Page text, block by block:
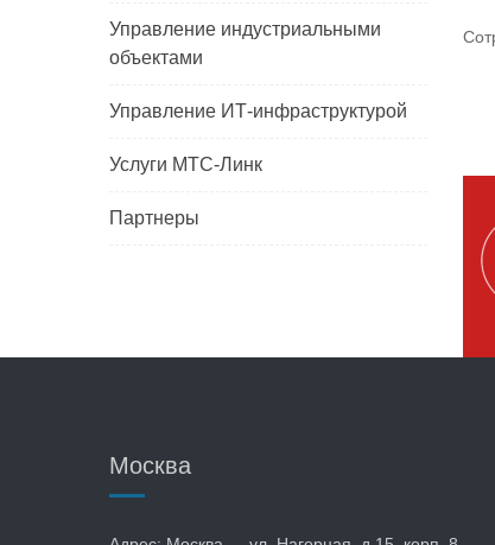
Управление индустриальными
объектами
Управление ИТ-инфраструктурой
Услуги МТС-Линк
Партнеры
Москва